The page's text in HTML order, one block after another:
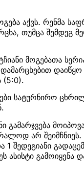
აქვს. რენმა
თუმცა შემდეგ
მოგებათა
დაიწყო
(5:0).
სატურნირო
გამარჯვება
არ
1 შედეგიანი
ასისტი